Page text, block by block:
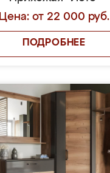
Цена: от 22 000 руб.
ПОДРОБНЕЕ